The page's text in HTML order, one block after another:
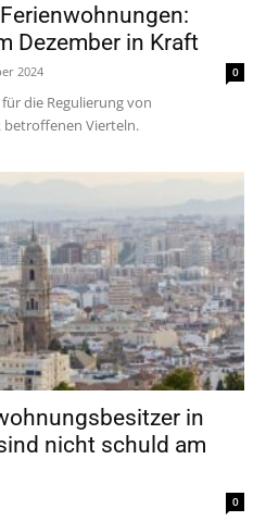
Dezember in Kraft
2024 0
die Regulierung von
Vierteln.
in
nicht schuld am
0